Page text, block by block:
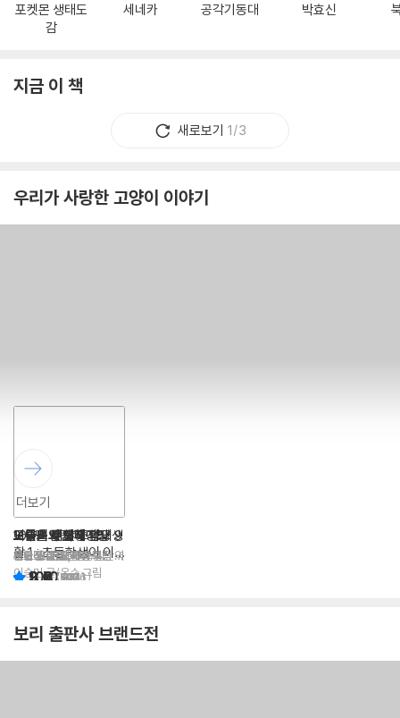
포켓몬 생태도
감
세네카 공각기동대 박효신
지금 이 책
새로보기 1/3
우리가 사랑한 고양이 이야기
고양이의 노래
이미나 글
100만 번 산 고양이
사노 요코 글,그림/김난주
역 9.4 (124)
고양이 해결사 깜냥 9
홍민정 글/김재희 그림
9.7 (60)
고양이 제제의 학교생
활 1 : 초등학생이 이
렇게 힘들 줄이야
이승민 글/온수 그림
모두의 수영장
신현경 글/노예지 그림
10.0 (126)
오늘은 캣치하이킹
서율 글/윤태규 그림
9.9 (41)
아이스크림이 꽁꽁
구도 노리코 글/윤수정 역
9.6 (103)
여름을 부탁해
토마쓰리 글그림
9.8 (24)
더보기
보리 출판사 브랜드전